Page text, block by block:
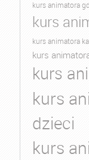
kurs animatora
kurs
kurs animatora
kurs
kurs
kurs
dzieci
kurs